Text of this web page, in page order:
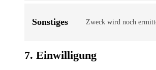
Sonstiges Zweck wird noch
7. Einwilligung